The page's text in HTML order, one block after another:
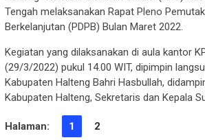
Tengah melaksanakan Rapat Pleno
Berkelanjutan (PDPB) Bulan Maret 2022.
Kegiatan yang dilaksanakan di aula kantor
(29/3/2022) pukul 14.00 WIT, dipimpin
Kabupaten Halteng Bahri Hasbullah,
Kabupaten Halteng, Sekretaris dan Kepala
Halaman: 1 2